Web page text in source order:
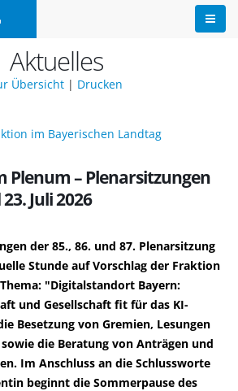
Aktuelles
Übersicht | Drucken
im Bayerischen Landtag
Plenum – Plenarsitzungen
Juli 2026
der 85., 86. und 87. Plenarsitzung
Stunde auf Vorschlag der Fraktion
Thema: "Digitalstandort Bayern:
und Gesellschaft fit für das KI-
Besetzung von Gremien, Lesungen
die Beratung von Anträgen und
Im Anschluss an die Schlussworte
beginnt die Sommerpause des